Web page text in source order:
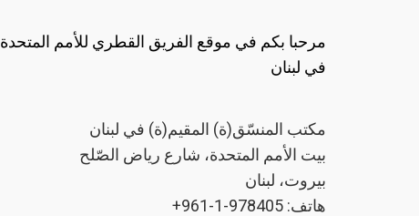
مرحبا بكم في موقع الفريق القطري للأمم المتحدة
في لبنان
مكتب المنسّق(ة) المقيم(ة) في لبنان
بيت الأمم المتحدة، شارع رياض الصّلح
بيروت، لبنان
هاتف: 978405-1-961+